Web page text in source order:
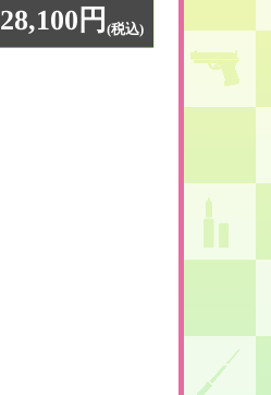
28,100円 (税込)